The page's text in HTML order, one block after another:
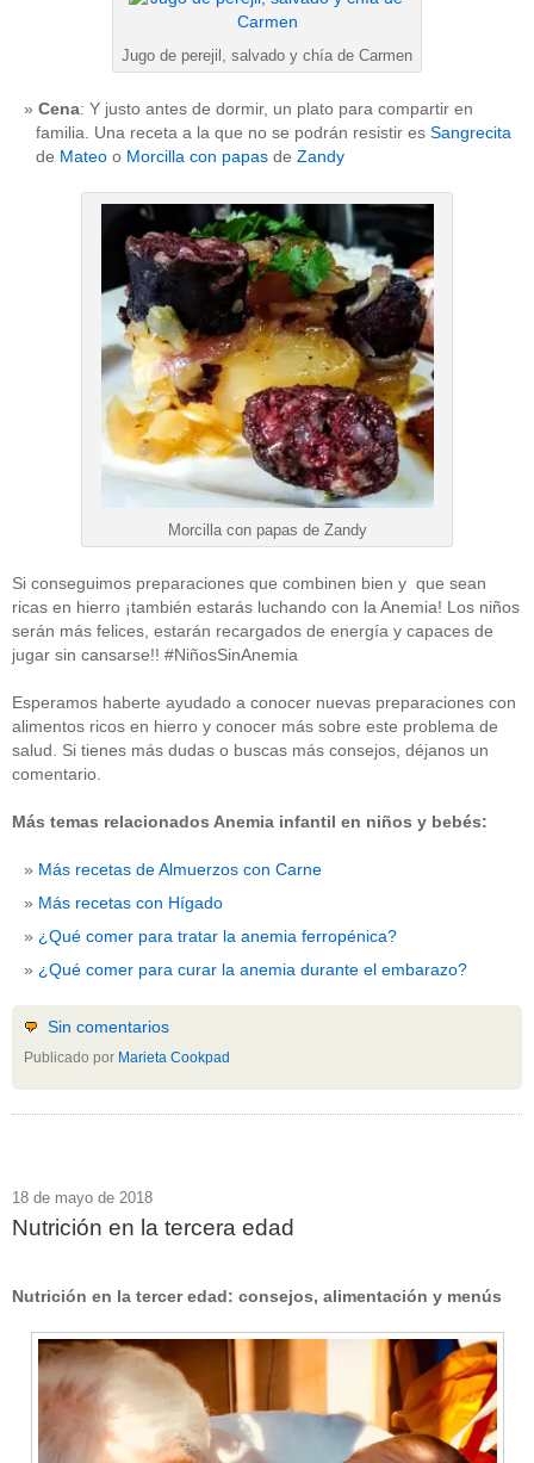
Jugo de perejil, salvado y chía de Carmen
Cena: Y justo antes de dormir, un plato para compartir en
familia. Una receta a la que no se podrán resistir es Sangrecita
de Mateo o Morcilla con papas de Zandy
Morcilla con papas de Zandy
Si conseguimos preparaciones que combinen bien y que sean
ricas en hierro ¡también estarás luchando con la Anemia! Los niños
serán más felices, estarán recargados de energía y capaces de
jugar sin cansarse!! #NiñosSinAnemia
Esperamos haberte ayudado a conocer nuevas preparaciones con
alimentos ricos en hierro y conocer más sobre este problema de
salud. Si tienes más dudas o buscas más consejos, déjanos un
comentario.
Más temas relacionados Anemia infantil en niños y bebés:
Más recetas de Almuerzos con Carne
Más recetas con Hígado
¿Qué comer para tratar la anemia ferropénica?
¿Qué comer para curar la anemia durante el embarazo?
Sin comentarios
Publicado por Marieta Cookpad
18 de mayo de 2018
Nutrición en la tercera edad
Nutrición en la tercer edad: consejos, alimentación y menús